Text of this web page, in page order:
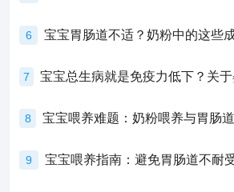
6
7
8
9 宝宝喂养指南：避免胃肠道不耐